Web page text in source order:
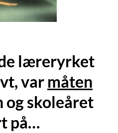
læreryrket
var måten
og skoleåret
på…